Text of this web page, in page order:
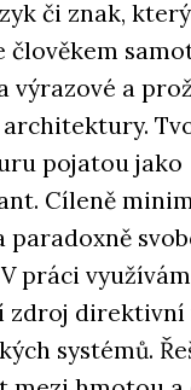
či znak,
člověkem
výrazové a
pojatou jako
Cíleně
paradoxně
práci
zdroj
systémů.